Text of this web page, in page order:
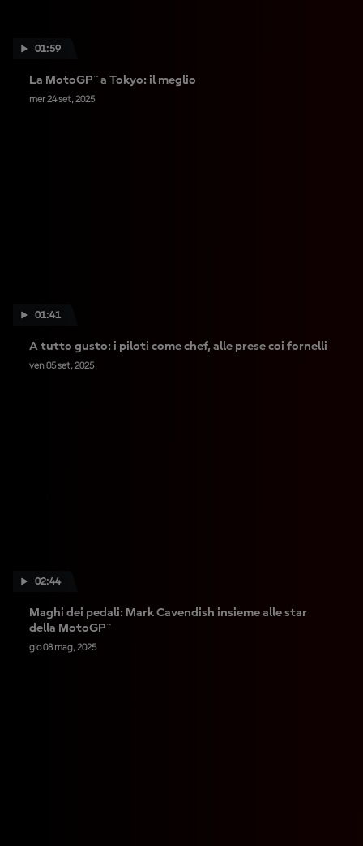
01:59
La MotoGP™ a Tokyo: il meglio
mer 24 set, 2025
01:41
A tutto gusto: i piloti come chef, alle prese coi fornelli
ven 05 set, 2025
02:44
Maghi dei pedali: Mark Cavendish insieme alle star
della MotoGP™
gio 08 mag, 2025